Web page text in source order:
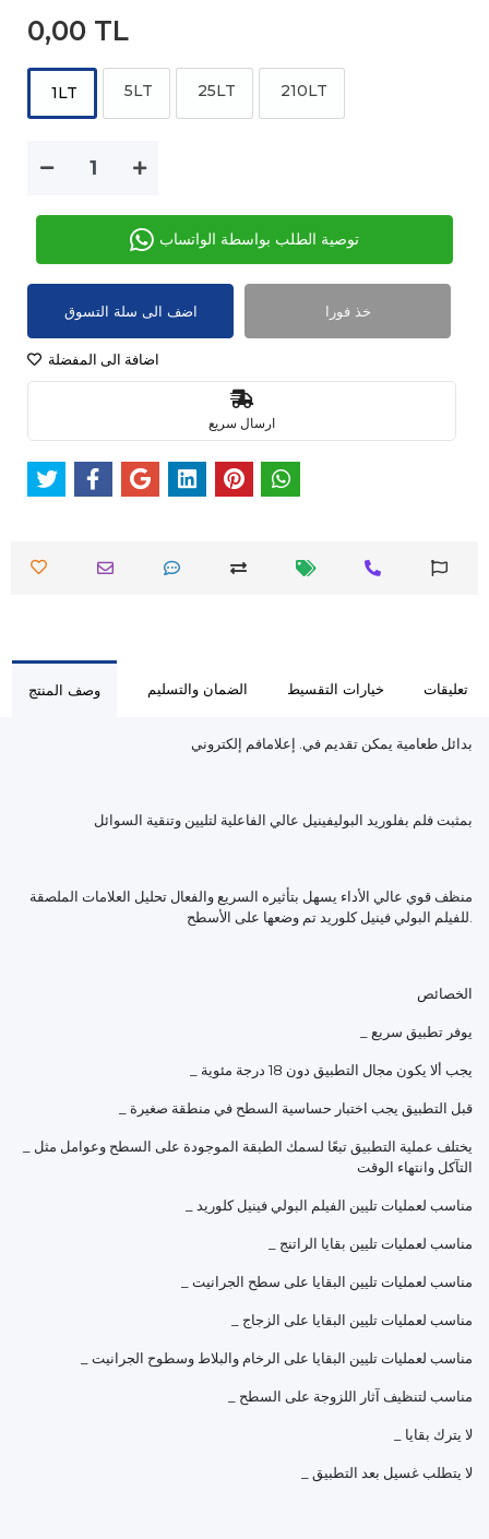
0,00 TL
1LT 5LT 25LT 210LT
توصية الطلب بواسطة الواتساب
اضف الى سلة التسوق خذ فورا
اضافة الى المفضلة
ارسال سريع
وصف المنتج الضمان والتسليم خيارات التقسيط تعليقات
بدائل طعامية يمكن تقديم في.‏ إعلامافم إلكتروني
بمثبت فلم بفلوريد البوليفينيل عالي الفاعلية لتليين وتنقية السوائل
منظف قوي عالي الأداء يسهل بتأثيره السريع والفعال تحليل العلامات الملصقة
للفيلم البولي فينيل كلوريد تم وضعها على الأسطح.
الخصائص
_ يوفر تطبيق سريع
_ يجب ألا يكون مجال التطبيق دون 18 درجة مئوية
_ قبل التطبيق يجب اختبار حساسية السطح في منطقة صغيرة
التآكل وانتهاء الوقت
_ مناسب لعمليات تليين الفيلم البولي فينيل كلوريد
_ مناسب لعمليات تليين بقايا الراتنج
_ مناسب لعمليات تليين البقايا على سطح الجرانيت
_ مناسب لعمليات تليين البقايا على الزجاج
_ مناسب لعمليات تليين البقايا على الرخام والبلاط وسطوح الجرانيت
_ مناسب لتنظيف آثار اللزوجة على السطح
_ لا يترك بقايا
_ لا يتطلب غسيل بعد التطبيق